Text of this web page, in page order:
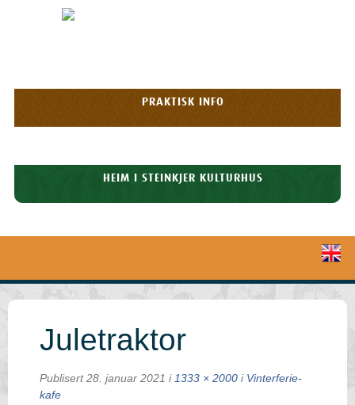
Meny
PRAKTISK INFO
HEIM I STEINKJER KULTURHUS
Juletraktor
Publisert 28. januar 2021 i 1333 × 2000 i Vinterferie-
kafe